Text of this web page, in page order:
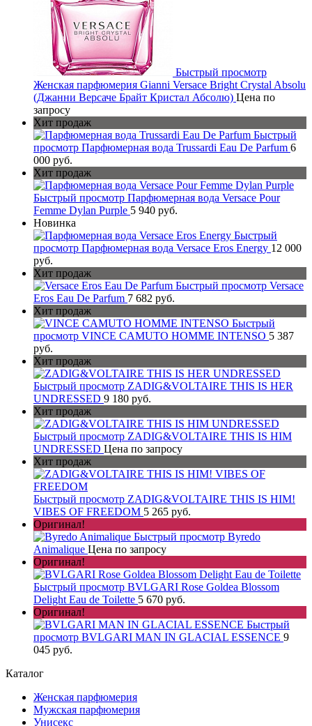
Быстрый просмотр
Женская парфюмерия Gianni Versace Bright Crystal Absolu
(Джанни Версаче Брайт Кристал Абсолю) Цена по
запросу
Хит продаж
Быстрый
просмотр Парфюмерная вода Trussardi Eau De Parfum 6
000 руб.
Хит продаж
Быстрый просмотр Парфюмерная вода Versace Pour
Femme Dylan Purple 5 940 руб.
Новинка
Быстрый
просмотр Парфюмерная вода Versace Eros Energy 12 000
руб.
Хит продаж
Быстрый просмотр Versace
Eros Eau De Parfum 7 682 руб.
Хит продаж
Быстрый
просмотр VINCE CAMUTO HOMME INTENSO 5 387
руб.
Хит продаж
Быстрый просмотр ZADIG&VOLTAIRE THIS IS HER
UNDRESSED 9 180 руб.
Хит продаж
Быстрый просмотр ZADIG&VOLTAIRE THIS IS HIM
UNDRESSED Цена по запросу
Хит продаж
Быстрый просмотр ZADIG&VOLTAIRE THIS IS HIM!
VIBES OF FREEDOM 5 265 руб.
Оригинал!
Быстрый просмотр Byredo
Animalique Цена по запросу
Оригинал!
Быстрый просмотр BVLGARI Rose Goldea Blossom
Delight Eau de Toilette 5 670 руб.
Оригинал!
Быстрый
просмотр BVLGARI MAN IN GLACIAL ESSENCE 9
045 руб.
Каталог
Женская парфюмерия
Мужская парфюмерия
Унисекс